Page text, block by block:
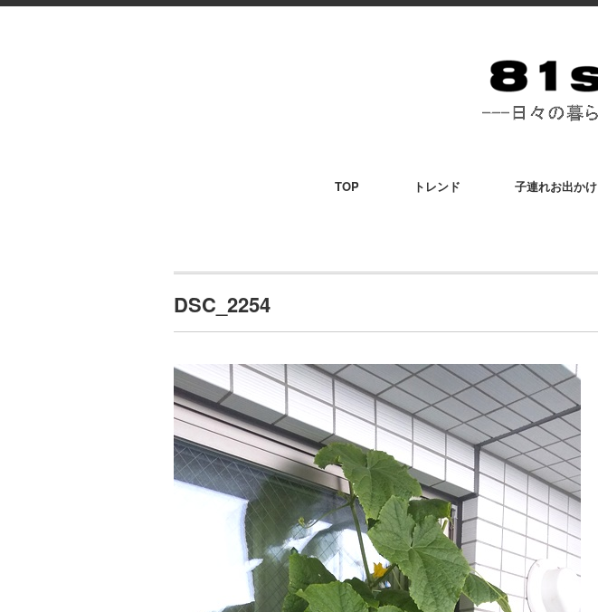
TOP トレンド 子連れお出かけ
DSC_2254